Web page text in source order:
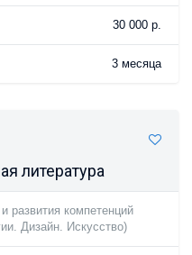
30 000 р.
3 месяца
литература
развития компетенций
Дизайн. Искусство)